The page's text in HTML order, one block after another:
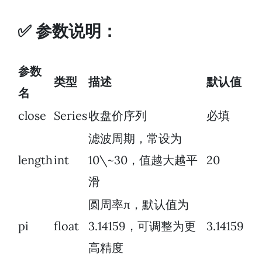
✅ 参数说明：
参数
名
类型 描述 默认值
close Series收盘价序列 必填
lengthint
滤波周期，常设为
10\~30，值越大越平
滑
20
pi float
圆周率π，默认值为
3.14159，可调整为更
高精度
3.14159